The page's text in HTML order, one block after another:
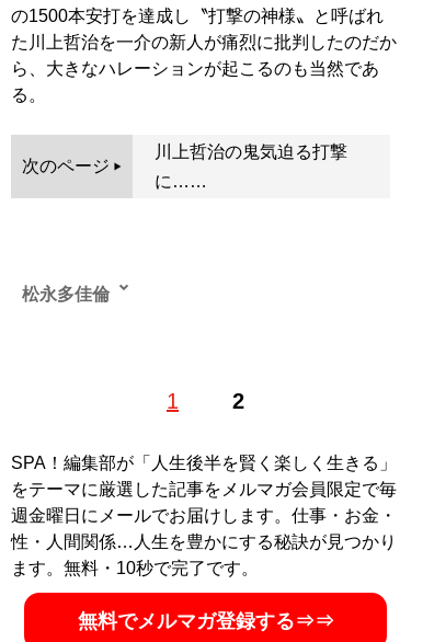
の1500本安打を達成し〝打撃の神様〟と呼ばれ
た川上哲治を一介の新人が痛烈に批判したのだか
ら、大きなハレーションが起こるのも当然であ
る。
次のページ
川上哲治の鬼気迫る打撃
に……
1 2
松永多佳倫
経て沖縄移住後、ノンフィクション作家に。プロ野球界
ある。著書に『 怪物 江川卓伝』（集英社）、『92歳、
広岡達朗の正体』、『
確執と信念 スジを通した男た
ち 』(ともに扶桑社)、『 第二の人生で勝ち組になる 前職:
プロ野球選手 』(KADOKAWA)、『
まかちょーけ 興南
甲子園優勝春夏連覇のその後 』、『
偏差値70の甲子園
―僕たちは文武両道で東大を目指す―
った『
沖縄を変えた男 栽弘義 ―高校野球に捧げた生
偏差値70からの甲子園 ―僕たちは野球も学業
SPA！編集部が「人生後半を賢く楽しく生きる」
をテーマに厳選した記事をメルマガ会員限定で毎
週金曜日にメールでお届けします。仕事・お金・
性・人間関係…人生を豊かにする秘訣が見つかり
ます。無料・10秒で完了です。
無料でメルマガ登録する⇒⇒